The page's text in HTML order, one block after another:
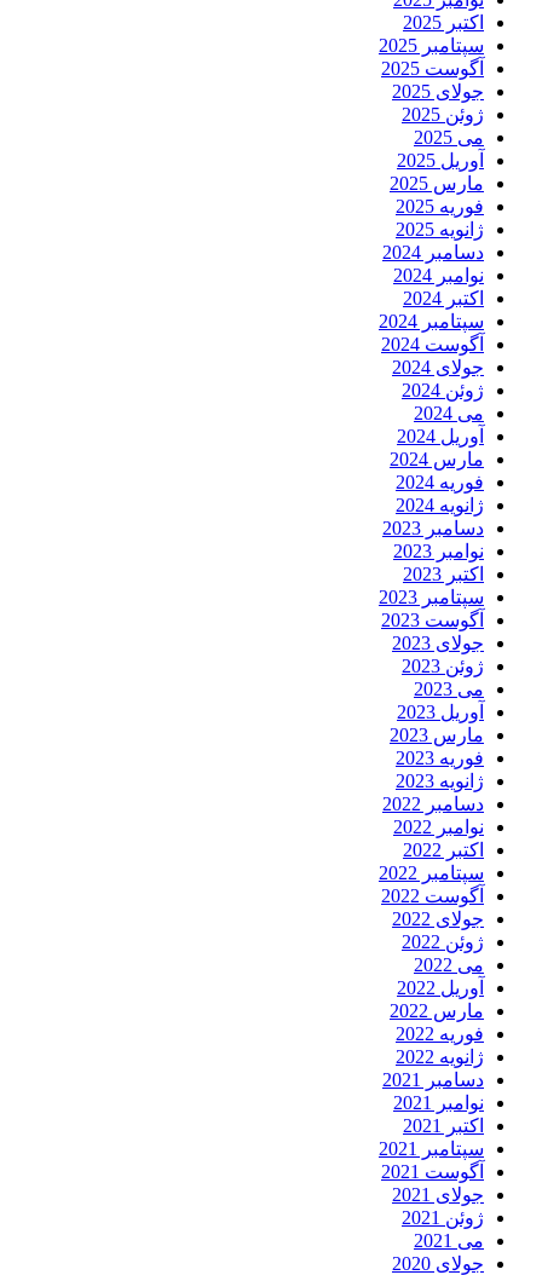
اکتبر 2025
سپتامبر 2025
آگوست 2025
جولای 2025
ژوئن 2025
می 2025
آوریل 2025
مارس 2025
فوریه 2025
ژانویه 2025
دسامبر 2024
نوامبر 2024
اکتبر 2024
سپتامبر 2024
آگوست 2024
جولای 2024
ژوئن 2024
می 2024
آوریل 2024
مارس 2024
فوریه 2024
ژانویه 2024
دسامبر 2023
نوامبر 2023
اکتبر 2023
سپتامبر 2023
آگوست 2023
جولای 2023
ژوئن 2023
می 2023
آوریل 2023
مارس 2023
فوریه 2023
ژانویه 2023
دسامبر 2022
نوامبر 2022
اکتبر 2022
سپتامبر 2022
آگوست 2022
جولای 2022
ژوئن 2022
می 2022
آوریل 2022
مارس 2022
فوریه 2022
ژانویه 2022
دسامبر 2021
نوامبر 2021
اکتبر 2021
سپتامبر 2021
آگوست 2021
جولای 2021
ژوئن 2021
می 2021
جولای 2020